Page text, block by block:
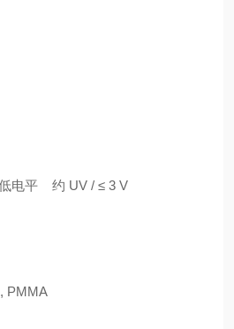
低电平 约 UV / ≤ 3 V
PMMA